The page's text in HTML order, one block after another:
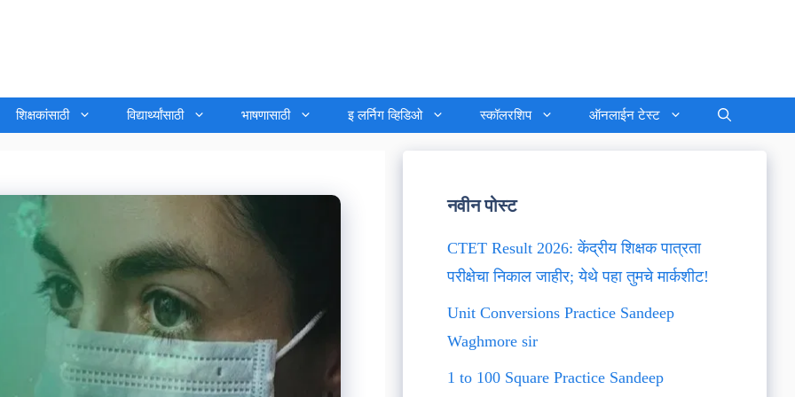
शिक्षकांसाठी विद्यार्थ्यांसाठी भाषणासाठी इ लर्निग व्हिडिओ स्कॉलरशिप ऑनलाईन टेस्ट
नवीन पोस्ट
CTET Result 2026: केंद्रीय शिक्षक पात्रता
परीक्षेचा निकाल जाहीर; येथे पहा तुमचे मार्कशीट!
Unit Conversions Practice Sandeep
Waghmore sir
1 to 100 Square Practice Sandeep